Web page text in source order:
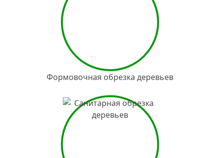
Формовочная обрезка деревьев